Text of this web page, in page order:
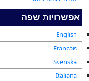
אפשרויות שפה
English
Francais
Svenska
Italiana